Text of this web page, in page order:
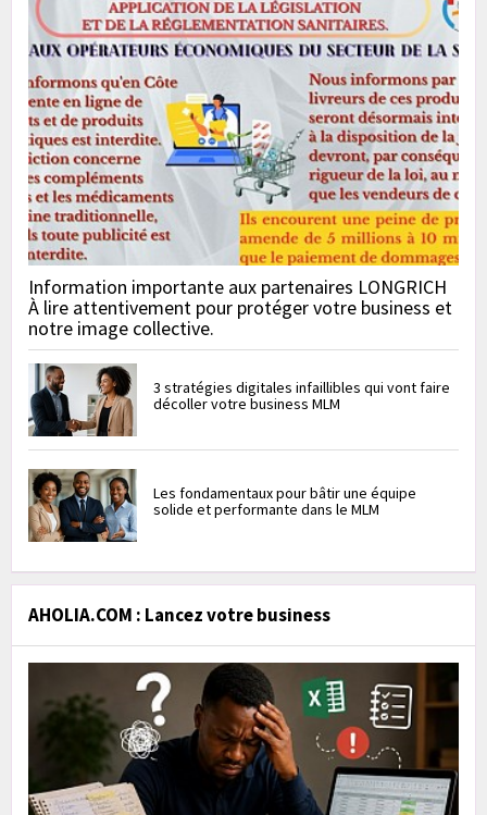
Information importante aux partenaires LONGRICH
À lire attentivement pour protéger votre business et
notre image collective.
3 stratégies digitales infaillibles qui vont faire
décoller votre business MLM
Les fondamentaux pour bâtir une équipe
solide et performante dans le MLM
AHOLIA.COM : Lancez votre business